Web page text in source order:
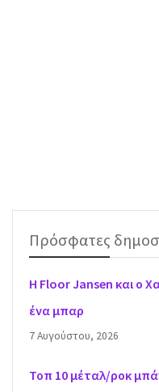
Πρόσφατες
H Floor Jansen και ο
ένα μπαρ
7 Αυγούστου, 2026
Τοπ 10 μέταλ/ροκ